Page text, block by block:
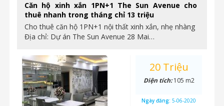
Căn hộ xinh xắn 1PN+1 The Sun Avenue cho
thuê nhanh trong tháng chỉ 13 triệu
Cho thuê căn hộ 1PN+1 nội thất xinh xắn, nhẹ nhàng
Địa chỉ: Dự án The Sun Avenue 28 Mai…
20 Triệu
Diện tích:105 m2
Ngày đăng: 5-06-2020